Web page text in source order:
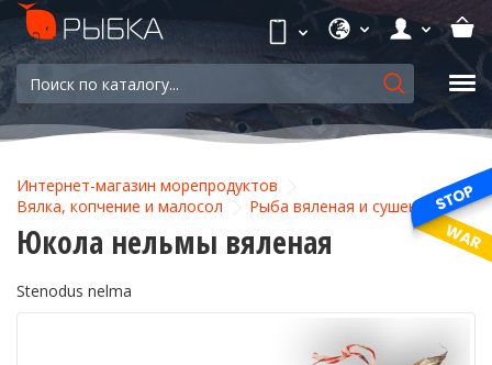
Интернет-магазин морепродуктов
Вялка, копчение и малосол
Рыба вяленая и сушеная
Юкола нельмы вяленая
Stenodus nelma